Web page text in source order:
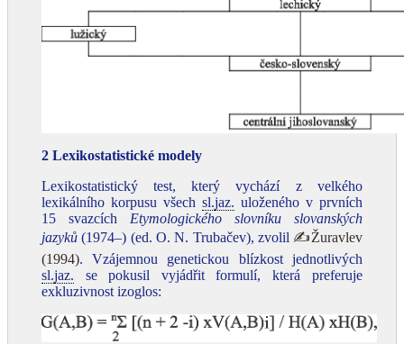
2 Lexikostatistické modely
Lexikostatistický test, který vychází z velkého
lexikálního korpusu všech sl.jaz. uloženého v prvních
15 svazcích Etymologického slovníku slovanských
jazyků (1974–) (ed. O. N. Trubačev), zvolil ✍Žuravlev
(1994). Vzájemnou genetickou blízkost jednotlivých
sl.jaz. se pokusil vyjádřit formulí, která preferuje
exkluzivnost izoglos: